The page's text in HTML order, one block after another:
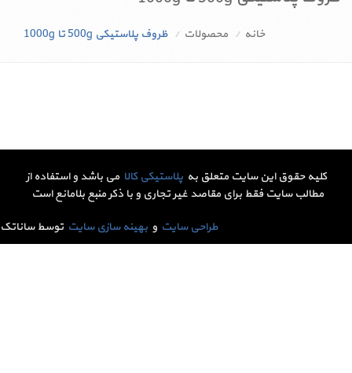
خانه محصولات ظروف پلاستیکی 500g تا 1000g
کلیه حقوق این سایت متعلق به پلاستیکی کالا می باشد و استفاده از
مطالب سایت فقط برای مقاصد غیر تجاری و با ذکر منبع بلامانع است
طراحی سایت و بهینه سازی سایت توسط ساناتک